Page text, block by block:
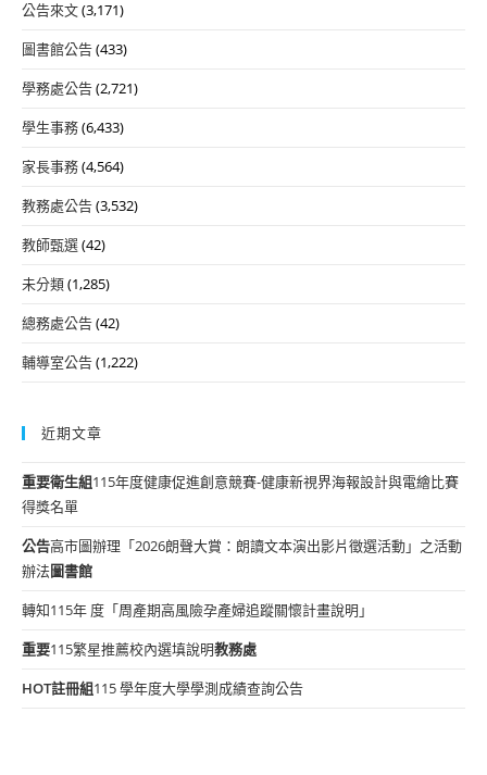
公告來文(3,171)
圖書館公告(433)
學務處公告(2,721)
學生事務(6,433)
家長事務(4,564)
教務處公告(3,532)
教師甄選(42)
未分類(1,285)
總務處公告(42)
輔導室公告(1,222)
近期文章
重要衛生組115年度健康促進創意競賽-健康新視界海報設計與電繪比賽
得獎名單
公告高市圖辦理「2026朗聲大賞：朗讀文本演出影片徵選活動」之活動
辦法圖書館
轉知115年 度「周產期高風險孕產婦追蹤關懷計畫說明」
重要115繁星推薦校內選填說明教務處
HOT註冊組115 學年度大學學測成績查詢公告